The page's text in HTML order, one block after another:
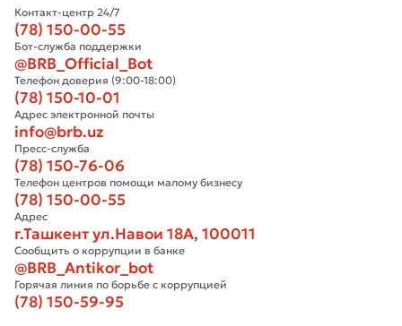
Контакт-центр 24/7
(78) 150-00-55
Бот-служба поддержки
@BRB_Official_Bot
Телефон доверия (9:00-18:00)
(78) 150-10-01
Адрес электронной почты
info@brb.uz
Пресс-служба
(78) 150-76-06
Телефон центров помощи малому бизнесу
(78) 150-00-55
Адрес
г.Ташкент ул.Навои 18А, 100011
Сообщить о коррупции в банке
@BRB_Antikor_bot
Горячая линия по борьбе с коррупцией
(78) 150-59-95